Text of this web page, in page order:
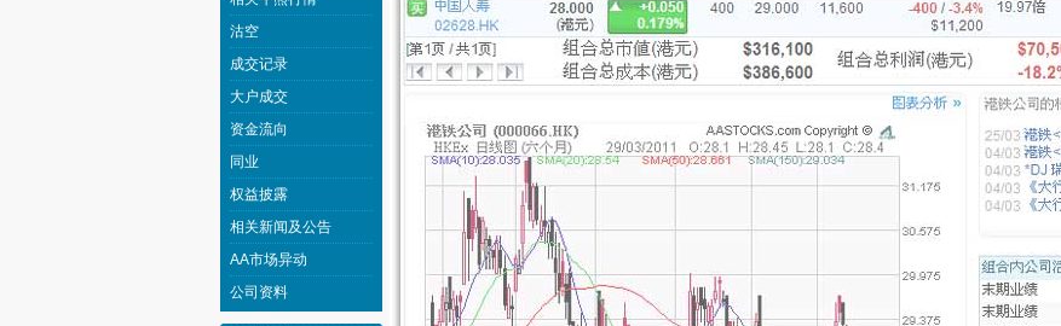
沽空
成交记录
大户成交
资金流向
同业
权益披露
相关新闻及公告
AA市场异动
公司资料